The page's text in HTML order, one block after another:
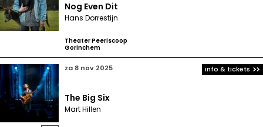
Nog Even Dit
Hans Dorrestijn
Theater Peeriscoop
Gorinchem
za 8 nov 2025
The Big Six
Mart Hillen
info & tickets